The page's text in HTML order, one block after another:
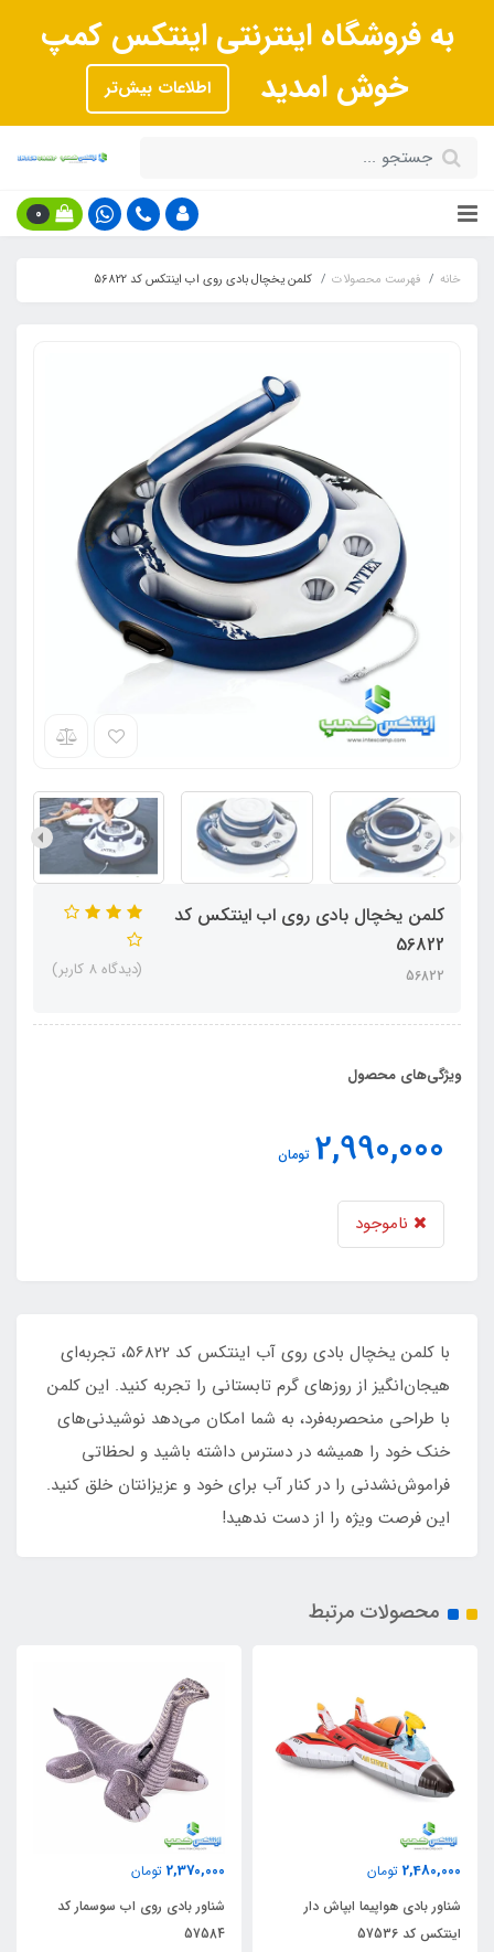
به فروشگاه اینترنتی اینتکس کمپ
خوش امدید
اطلاعات بیش‌تر
0
خانه فهرست محصولات کلمن یخچال بادی روی اب اینتکس کد 56822
کلمن یخچال بادی روی اب اینتکس کد
56822
56822 (دیدگاه 8 کاربر)
ویژگی‌های محصول
2,990,000 تومان
ناموجود
با کلمن یخچال بادی روی آب اینتکس کد 56822، تجربه‌ای
هیجان‌انگیز از روزهای گرم تابستانی را تجربه کنید. این کلمن
با طراحی منحصر‌به‌فرد، به شما امکان می‌دهد نوشیدنی‌های
خنک خود را همیشه در دسترس داشته باشید و لحظاتی
فراموش‌نشدنی را در کنار آب برای خود و عزیزانتان خلق کنید.
این فرصت ویژه را از دست ندهید!
محصولات مرتبط
دار
شناور بادی روی اب سوسمار کد
57584
شناور بادی روی اب